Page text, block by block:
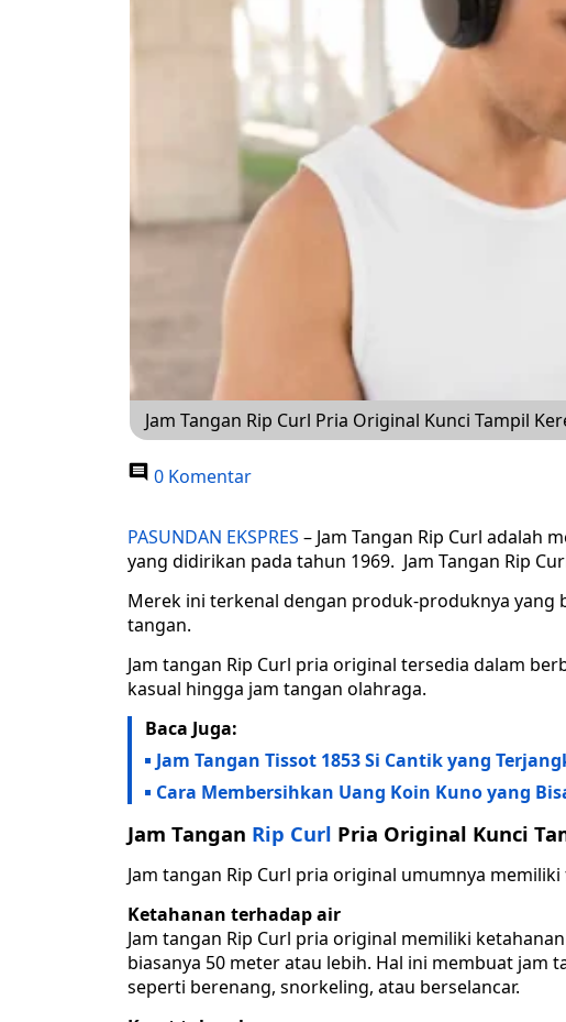
Jam Tangan Rip Curl Pria Original Kunci Tampil
0 Komentar
PASUNDAN EKSPRES – Jam Tangan Rip Curl adalah
yang didirikan pada tahun 1969. Jam Tangan Rip
Merek ini terkenal dengan produk-produknya yang
tangan.
Jam tangan Rip Curl pria original tersedia dalam
kasual hingga jam tangan olahraga.
Baca Juga:
Jam Tangan Tissot 1853 Si Cantik yang
Cara Membersihkan Uang Koin Kuno yang
Jam Tangan Rip Curl Pria Original Kunci
Jam tangan Rip Curl pria original umumnya
Ketahanan terhadap air
Jam tangan Rip Curl pria original memiliki
biasanya 50 meter atau lebih. Hal ini membuat
seperti berenang, snorkeling, atau berselancar.